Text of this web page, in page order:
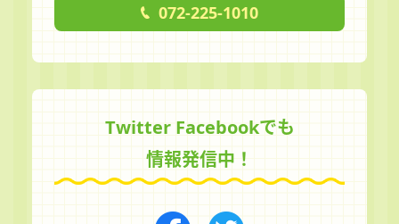
072-225-1010
Twitter Facebookでも
情報発信中！